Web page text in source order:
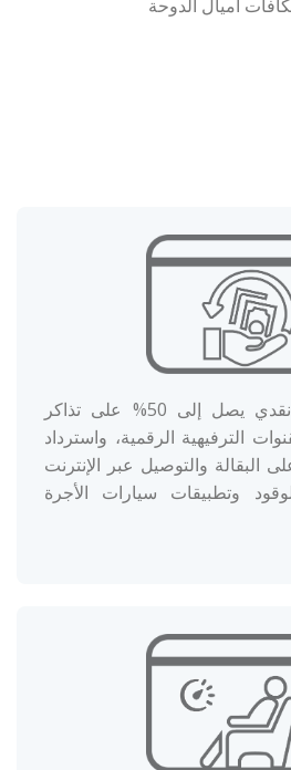
احصل على استرداد نقدي يصل إلى 50% على تذاكر
الترفيهية الرقمية، واسترداد
إلى 10% على البقالة والتوصيل عبر الإنترنت
وتطبيقات سيارات الأجرة